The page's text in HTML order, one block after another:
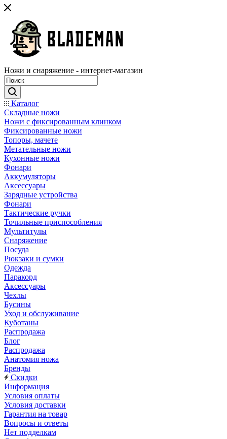
Ножи и снаряжение - интернет-магазин
Каталог
Складные ножи
Ножи с фиксированным клинком
Фиксированные ножи
Топоры, мачете
Метательные ножи
Кухонные ножи
Фонари
Аккумуляторы
Аксессуары
Зарядные устройства
Фонари
Тактические ручки
Точильные приспособления
Мультитулы
Снаряжение
Посуда
Рюкзаки и сумки
Одежда
Паракорд
Аксессуары
Чехлы
Бусины
Уход и обслуживание
Куботаны
Распродажа
Блог
Распродажа
Анатомия ножа
Бренды
Скидки
Информация
Условия оплаты
Условия доставки
Гарантия на товар
Вопросы и ответы
Нет подделкам